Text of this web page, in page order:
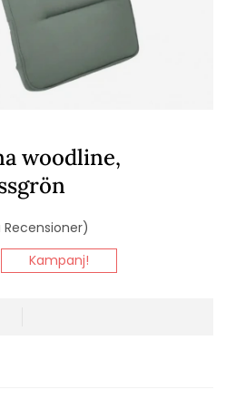
woodline,
Recensioner)
Kampanj!